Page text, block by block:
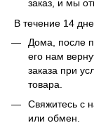
заказ, и мы
В течение 14
Дома, после
его нам
заказа при
товара.
Свяжитесь с
или обмен.